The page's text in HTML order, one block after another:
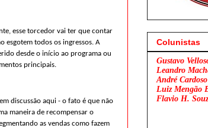
esse torcedor vai ter que contar
esgotem todos os ingressos. A
desde o início ao programa ou
principais.
discussão aqui - o fato é que não
maneira de recompensar o
as vendas como fazem
Colunistas
Gustavo
Leandro
André Cardoso
Luiz Mengão
Flavio H.